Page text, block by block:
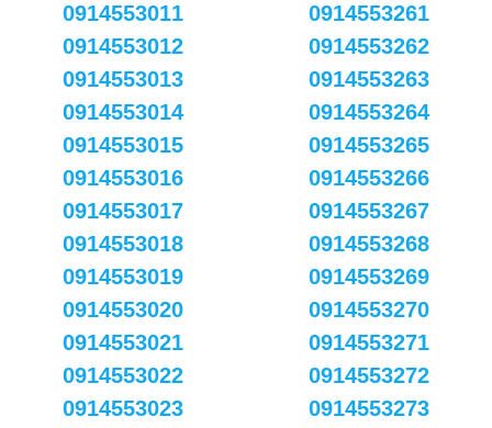
0914553011
0914553012
0914553013
0914553014
0914553015
0914553016
0914553017
0914553018
0914553019
0914553020
0914553021
0914553022
0914553023
0914553261
0914553262
0914553263
0914553264
0914553265
0914553266
0914553267
0914553268
0914553269
0914553270
0914553271
0914553272
0914553273